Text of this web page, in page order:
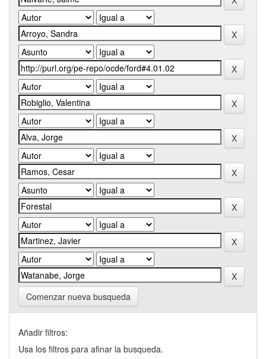
Comenzar nueva busqueda
Añadir filtros:
Usa los filtros para afinar la busqueda.